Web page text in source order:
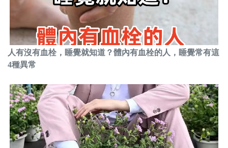
人有沒有血栓，睡覺就知道？體內有血栓的人，睡覺常有這
4種異常